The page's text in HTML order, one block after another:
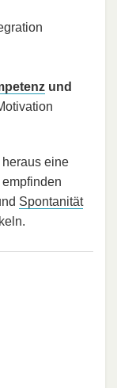
und
eine
Spontanität